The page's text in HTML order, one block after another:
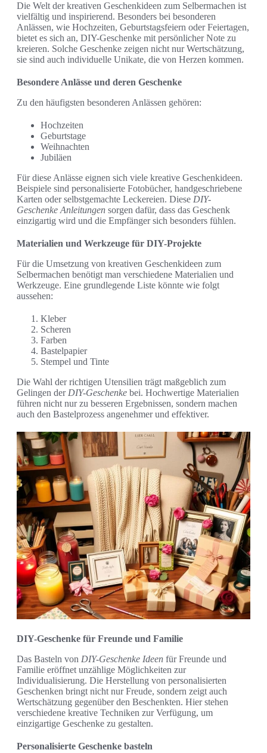
Die Welt der kreativen Geschenkideen zum Selbermachen ist
vielfältig und inspirierend. Besonders bei besonderen
Anlässen, wie Hochzeiten, Geburtstagsfeiern oder Feiertagen,
bietet es sich an, DIY-Geschenke mit persönlicher Note zu
kreieren. Solche Geschenke zeigen nicht nur Wertschätzung,
sie sind auch individuelle Unikate, die von Herzen kommen.
Besondere Anlässe und deren Geschenke
Zu den häufigsten besonderen Anlässen gehören:
Hochzeiten
Geburtstage
Weihnachten
Jubiläen
Für diese Anlässe eignen sich viele kreative Geschenkideen.
Beispiele sind personalisierte Fotobücher, handgeschriebene
Karten oder selbstgemachte Leckereien. Diese DIY-
Geschenke Anleitungen sorgen dafür, dass das Geschenk
einzigartig wird und die Empfänger sich besonders fühlen.
Materialien und Werkzeuge für DIY-Projekte
Für die Umsetzung von kreativen Geschenkideen zum
Selbermachen benötigt man verschiedene Materialien und
Werkzeuge. Eine grundlegende Liste könnte wie folgt
aussehen:
Kleber
Scheren
Farben
Bastelpapier
Stempel und Tinte
Die Wahl der richtigen Utensilien trägt maßgeblich zum
Gelingen der DIY-Geschenke bei. Hochwertige Materialien
führen nicht nur zu besseren Ergebnissen, sondern machen
auch den Bastelprozess angenehmer und effektiver.
DIY-Geschenke für Freunde und Familie
Das Basteln von DIY-Geschenke Ideen für Freunde und
Familie eröffnet unzählige Möglichkeiten zur
Individualisierung. Die Herstellung von personalisierten
Geschenken bringt nicht nur Freude, sondern zeigt auch
Wertschätzung gegenüber den Beschenkten. Hier stehen
verschiedene kreative Techniken zur Verfügung, um
einzigartige Geschenke zu gestalten.
Personalisierte Geschenke basteln